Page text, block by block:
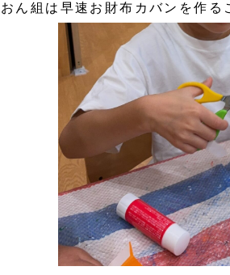
おん組は早速お財布カバンを作る